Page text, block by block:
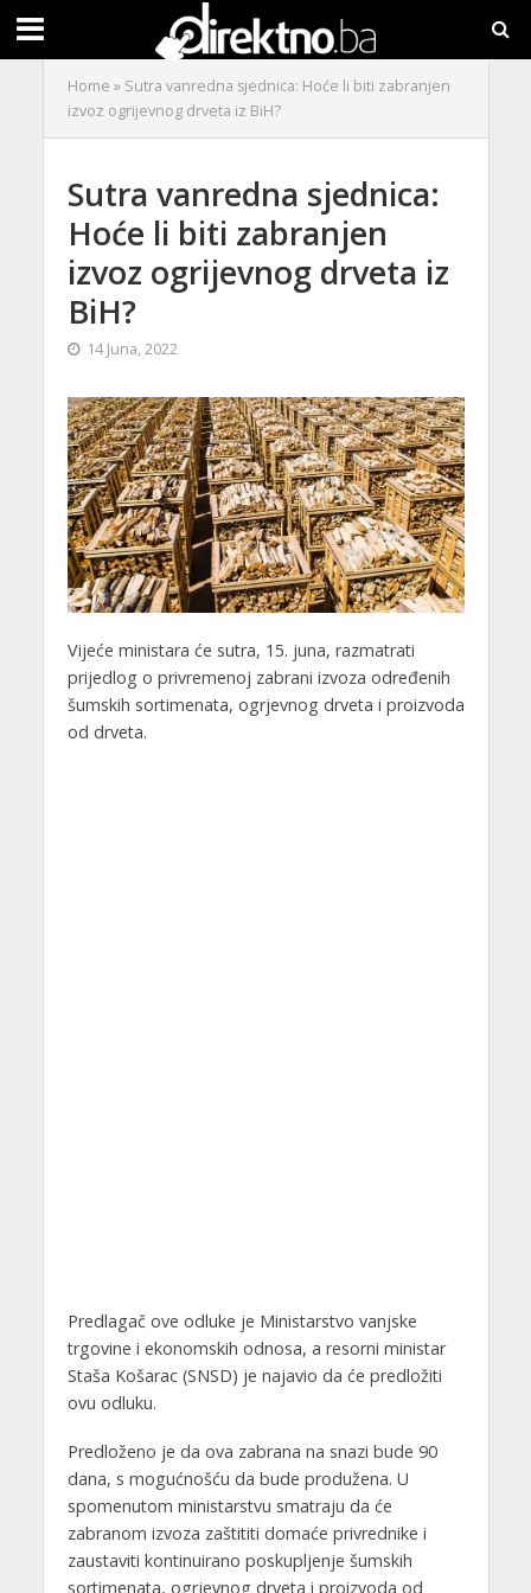
Home » Sutra vanredna sjednica: Hoće li biti zabranjen
izvoz ogrijevnog drveta iz BiH?
Sutra vanredna sjednica:
Hoće li biti zabranjen
izvoz ogrijevnog drveta iz
BiH?
14 Juna, 2022
Vijeće ministara će sutra, 15. juna, razmatrati
prijedlog o privremenoj zabrani izvoza određenih
šumskih sortimenata, ogrjevnog drveta i proizvoda
od drveta.
Predlagač ove odluke je Ministarstvo vanjske
trgovine i ekonomskih odnosa, a resorni ministar
Staša Košarac (SNSD) je najavio da će predložiti
ovu odluku.
Predloženo je da ova zabrana na snazi bude 90
dana, s mogućnošću da bude produžena. U
spomenutom ministarstvu smatraju da će
zabranom izvoza zaštititi domaće privrednike i
zaustaviti kontinuirano poskupljenje šumskih
sortimenata, ogrjevnog drveta i proizvoda od